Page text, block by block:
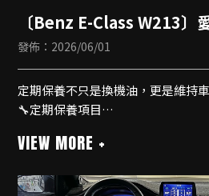
〔Benz E-Class W213〕
發佈：2026/06/01
定期保養不只是換機油，更是維持
🔧定期保養項目
▫️更換BOSCH機油芯/空氣芯/冷氣
▫️提升潤滑保護，降低引擎磨耗